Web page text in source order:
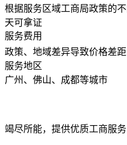
根据服务区域工商局政策的
天可拿证
服务费用
政策、地域差异导致价格差
服务地区
广州、佛山、成都等城市
竭尽所能，提供优质工商服务